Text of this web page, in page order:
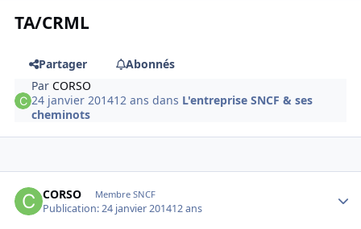
TA/CRML
Partager
Abonnés
ParCORSO
24 janvier 201412 ans dans L'entreprise SNCF & ses
cheminots
CORSO Membre SNCF
Publication:24 janvier 201412 ans